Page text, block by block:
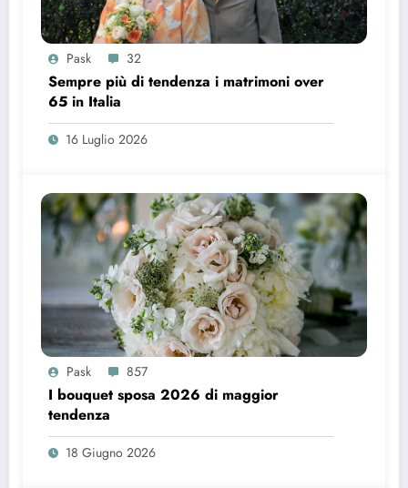
Pask 32
Sempre più di tendenza i matrimoni over
65 in Italia
16 Luglio 2026
Pask 857
I bouquet sposa 2026 di maggior
tendenza
18 Giugno 2026